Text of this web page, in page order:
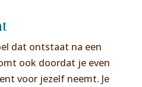
dat ontstaat na een
ook doordat je even
voor jezelf neemt. Je